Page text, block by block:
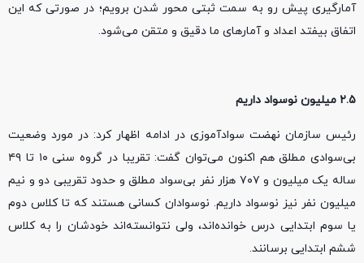
آمارگیری پیش رو به سمت ثبتی محور شدن برویم؛ در صورتی که این
اتفاق بیفتد اعداد و آمارهای ما دقیق و متقن می‌شود.
۲.۵ میلیون نوسواد داریم
رئیس سازمان نهضت سوادآموزی در ادامه اظهار کرد: در مورد وضعیت
بی‌سوادی مطلق هم اکنون می‌توان گفت: تقریبا در گروه سنی ۱۰ تا ۴۹
ساله یک میلیون و ۷۰۷ هزار نفر بی‌سواد مطلق و حدود تقریبی دو و نیم
میلیون نفر نیز نوسواد داریم. نوسوادان کسانی هستند که تا کلاس دوم
یا سوم ابتدایی درس خوانده‌اند، ولی نتوانسته‌اند خودشان را به کلاس
ششم ابتدایی برسانند.